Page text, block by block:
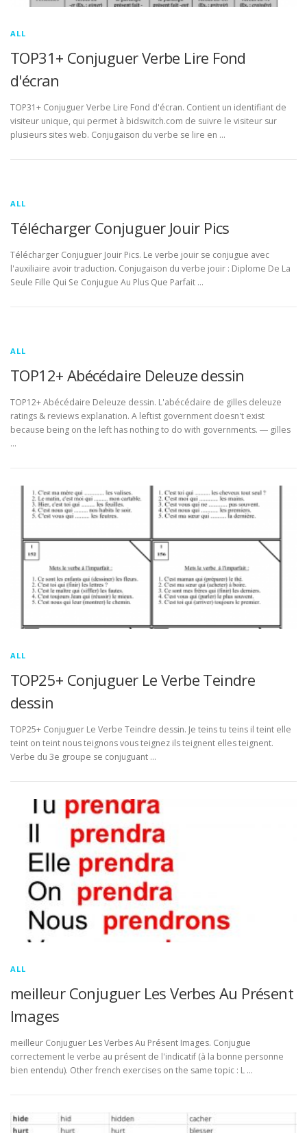
ALL
TOP31+ Conjuguer Verbe Lire Fond
d'écran
TOP31+ Conjuguer Verbe Lire Fond d'écran. Contient un identifiant de
visiteur unique, qui permet à bidswitch.com de suivre le visiteur sur
plusieurs sites web. Conjugaison du verbe se lire en …
ALL
Télécharger Conjuguer Jouir Pics
Télécharger Conjuguer Jouir Pics. Le verbe jouir se conjugue avec
l'auxiliaire avoir traduction. Conjugaison du verbe jouir : Diplome De La
Seule Fille Qui Se Conjugue Au Plus Que Parfait …
ALL
TOP12+ Abécédaire Deleuze dessin
TOP12+ Abécédaire Deleuze dessin. L'abécédaire de gilles deleuze
ratings & reviews explanation. A leftist government doesn't exist
because being on the left has nothing to do with governments. ― gilles
…
ALL
TOP25+ Conjuguer Le Verbe Teindre
dessin
TOP25+ Conjuguer Le Verbe Teindre dessin. Je teins tu teins il teint elle
teint on teint nous teignons vous teignez ils teignent elles teignent.
Verbe du 3e groupe se conjuguant …
ALL
meilleur Conjuguer Les Verbes Au Présent
Images
meilleur Conjuguer Les Verbes Au Présent Images. Conjugue
correctement le verbe au présent de l'indicatif (à la bonne personne
bien entendu). Other french exercises on the same topic : L …